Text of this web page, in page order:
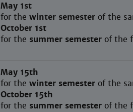
May 1st
for the winter semester of the
October 1st
for the summer semester of the
May 15th
for the winter semester of the
October 15th
for the summer semester of the